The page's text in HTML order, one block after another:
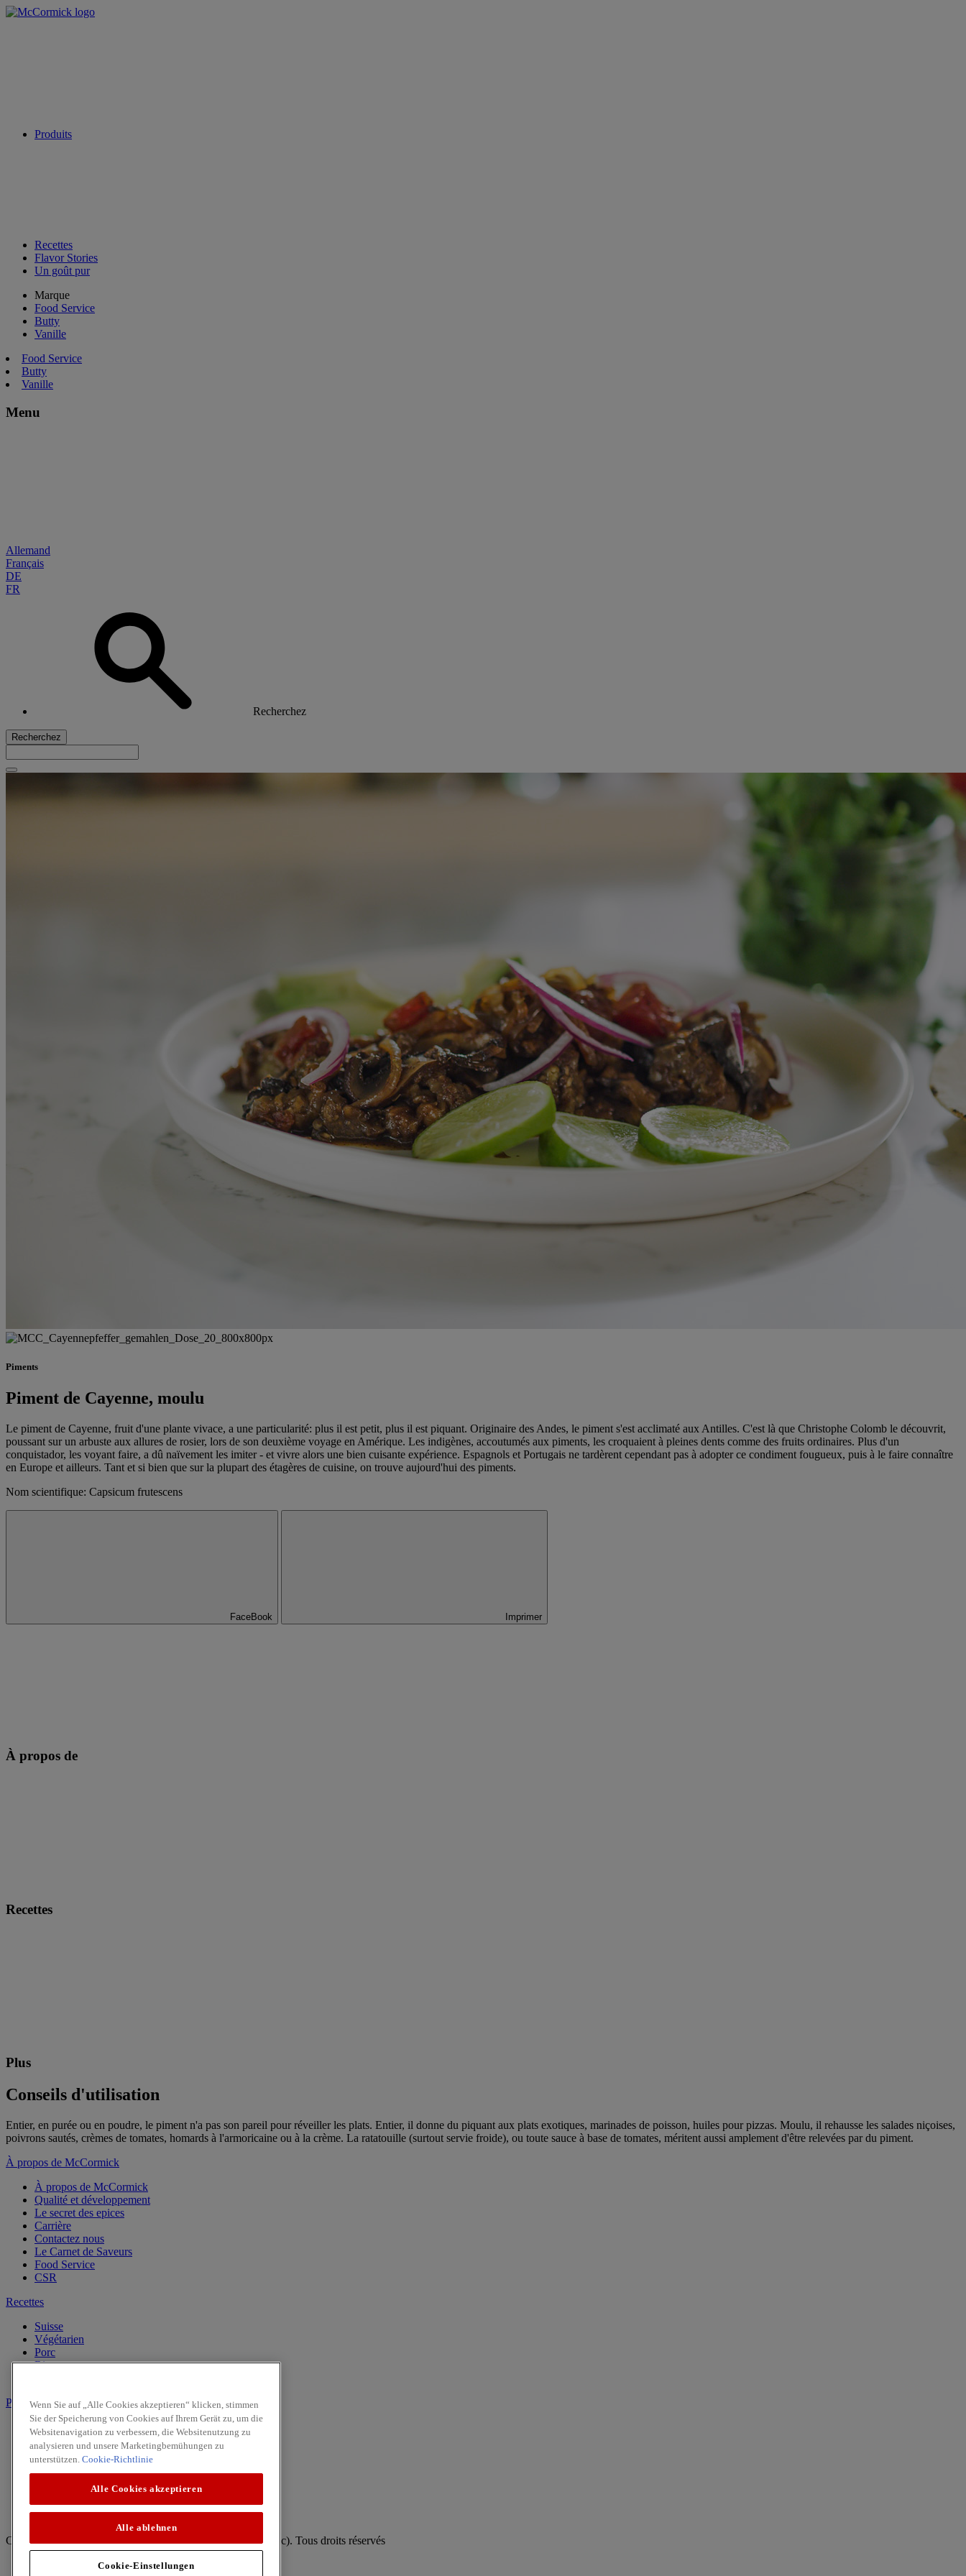
Produits
Recettes
Flavor Stories
Un goût pur
Marque
Food Service
Butty
Vanille
Food Service
Butty
Vanille
Menu
Allemand
Français
DE
FR
Recherchez
Recherchez
Piments
Piment de Cayenne, moulu
Le piment de Cayenne, fruit d'une plante vivace, a une particularité: plus il est petit, plus il est piquant. Originaire des Andes, le piment s'est acclimaté aux Antilles. C'est là que Christophe Colomb le découvrit,
poussant sur un arbuste aux allures de rosier, lors de son deuxième voyage en Amérique. Les indigènes, accoutumés aux piments, les croquaient à pleines dents comme des fruits ordinaires. Plus d'un
conquistador, les voyant faire, a dû naïvement les imiter - et vivre alors une bien cuisante expérience. Espagnols et Portugais ne tardèrent cependant pas à adopter ce condiment fougueux, puis à le faire connaître
en Europe et ailleurs. Tant et si bien que sur la plupart des étagères de cuisine, on trouve aujourd'hui des piments.
Nom scientifique: Capsicum frutescens
FaceBook Imprimer
À propos de
Recettes
Plus
Conseils d'utilisation
Entier, en purée ou en poudre, le piment n'a pas son pareil pour réveiller les plats. Entier, il donne du piquant aux plats exotiques, marinades de poisson, huiles pour pizzas. Moulu, il rehausse les salades niçoises,
poivrons sautés, crèmes de tomates, homards à l'armoricaine ou à la crème. La ratatouille (surtout servie froide), ou toute sauce à base de tomates, méritent aussi amplement d'être relevées par du piment.
À propos de McCormick
À propos de McCormick
Qualité et développement
Le secret des epices
Carrière
Contactez nous
Le Carnet de Saveurs
Food Service
CSR
Recettes
Suisse
Végétarien
Porc
Riz
Produits
Vanille
Herbes
Epices
Intense
Facebook
Youtube
Copyright © 2026 McCormick (McCormick & Company, Inc). Tous droits réservés
Règles de confidentialité
Wenn Sie auf „Alle Cookies akzeptieren“ klicken, stimmen
Sie der Speicherung von Cookies auf Ihrem Gerät zu, um die
Websitenavigation zu verbessern, die Websitenutzung zu
analysieren und unsere Marketingbemühungen zu
unterstützen. Cookie-Richtlinie
Alle Cookies akzeptieren
Alle ablehnen
Cookie-Einstellungen